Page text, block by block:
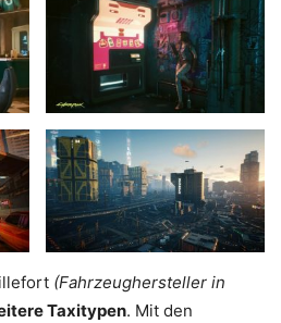
(Fahrzeughersteller in
Taxitypen. Mit den